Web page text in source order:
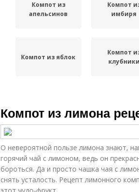
Компот из
апельсинов
Компот
имбиря
Компот из яблок
Компот
клубники
компот
Компот с
лимоном
Компот
Компот из лимона
О невероятной пользе лимона знают,
горячий чай с лимоном, ведь он
бороться. Да и просто чашка чая с
снять усталость. Рецепт лимонного